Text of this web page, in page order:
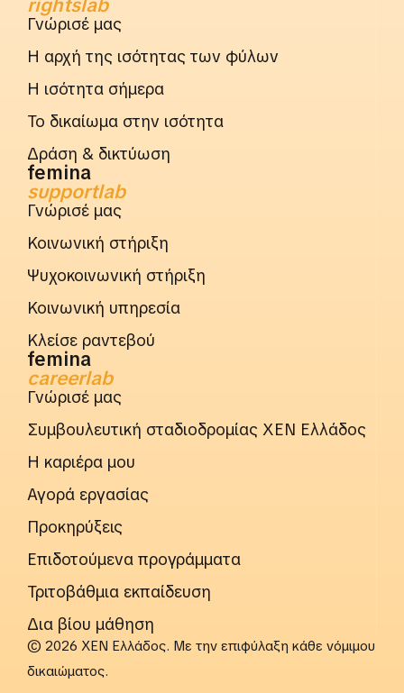
rightslab
Γνώρισέ μας
Η αρχή της ισότητας των φύλων
Η ισότητα σήμερα
Το δικαίωμα στην ισότητα
Δράση & δικτύωση
femina
supportlab
Γνώρισέ μας
Κοινωνική στήριξη
Ψυχοκοινωνική στήριξη
Κοινωνική υπηρεσία
Κλείσε ραντεβού
femina
careerlab
Γνώρισέ μας
Συμβουλευτική σταδιοδρομίας ΧΕΝ Ελλάδος
Η καριέρα μου
Αγορά εργασίας
Προκηρύξεις
Επιδοτούμενα προγράμματα
Τριτοβάθμια εκπαίδευση
Δια βίου μάθηση
© 2026 ΧΕΝ Ελλάδος. Με την επιφύλαξη κάθε νόμιμου
δικαιώματος.